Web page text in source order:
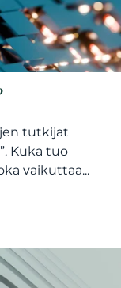
tutkijat
Kuka tuo
vaikuttaa...